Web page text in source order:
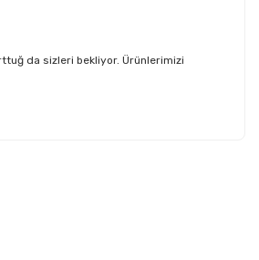
da sizleri bekliyor. Ürünlerimizi